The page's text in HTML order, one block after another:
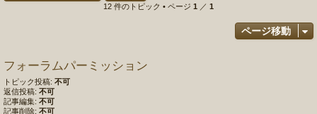
12 件のトピック • ページ 1 ／ 1
ページ移動
フォーラムパーミッション
トピック投稿: 不可
返信投稿: 不可
記事編集: 不可
記事削除: 不可